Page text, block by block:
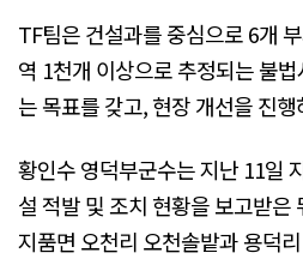
TF팀은 건설과를 중심으로 6개
역 1천개 이상으로 추정되는 불
는 목표를 갖고, 현장 개선을 진
황인수 영덕부군수는 지난 11일
설 적발 및 조치 현황을 보고받은
지품면 오천리 오천솔밭과 용덕